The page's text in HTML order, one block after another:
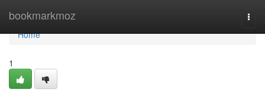
bookmarkmoz
Home
Home
1